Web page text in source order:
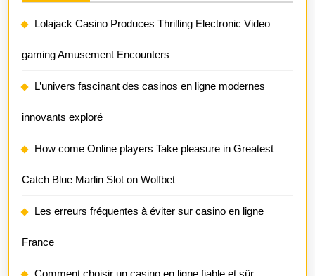
Lolajack Casino Produces Thrilling Electronic Video
gaming Amusement Encounters
L’univers fascinant des casinos en ligne modernes
innovants exploré
How come Online players Take pleasure in Greatest
Catch Blue Marlin Slot on Wolfbet
Les erreurs fréquentes à éviter sur casino en ligne
France
Comment choisir un casino en ligne fiable et sûr